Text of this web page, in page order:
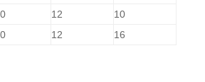
12
10
12
16